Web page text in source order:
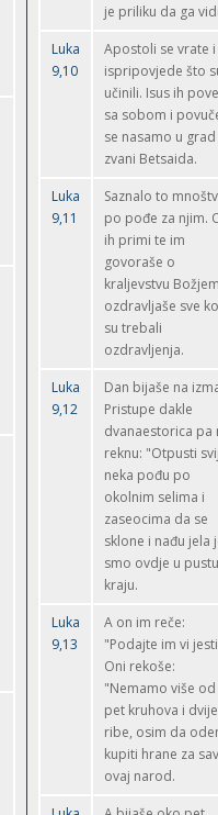
je priliku da ga
Luka
9,10
Apostoli se vrate i
ispripovjede što
učinili. Isus ih
sa sobom i
se nasamo u grad
zvani Betsaida.
Luka
9,11
Saznalo to
po pođe za njim.
ih primi te im
govoraše o
kraljevstvu
ozdravljaše sve
su trebali
ozdravljenja.
Luka
9,12
Dan bijaše na
Pristupe dakle
dvanaestorica pa
reknu: "Otpusti
neka pođu po
okolnim selima i
zaseocima da se
sklone i nađu jela
smo ovdje u
kraju.
Luka
9,13
A on im reče:
"Podajte im vi
Oni rekoše:
"Nemamo više od
pet kruhova i dvije
ribe, osim da
kupiti hrane za
ovaj narod.